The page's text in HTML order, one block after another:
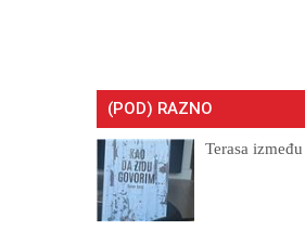
(POD) RAZNO
Terasa